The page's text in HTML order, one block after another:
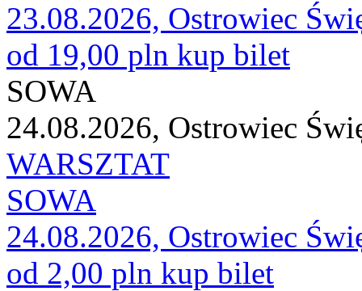
23.08.2026, Ostrowiec
od 19,00 pln kup bilet
SOWA
24.08.2026, Ostrowiec
WARSZTAT
SOWA
24.08.2026, Ostrowiec
od 2,00 pln kup bilet